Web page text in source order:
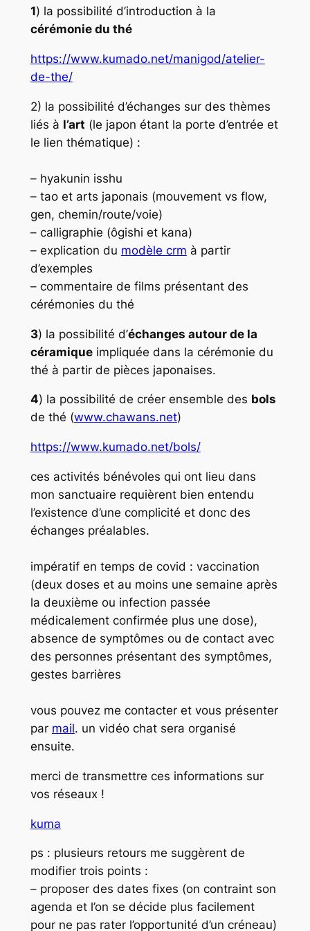
1) la possibilité d’introduction à la
cérémonie du thé
https://www.kumado.net/manigod/atelier-
de-the/
2) la possibilité d’échanges sur des thèmes
liés à l’art (le japon étant la porte d’entrée et
le lien thématique) :
– hyakunin isshu
– tao et arts japonais (mouvement vs flow,
gen, chemin/route/voie)
– calligraphie (ôgishi et kana)
– explication du modèle crm à partir
d’exemples
– commentaire de films présentant des
cérémonies du thé
3) la possibilité d’échanges autour de la
céramiqueimpliquée dans la cérémonie du
thé à partir de pièces japonaises.
4) la possibilité de créer ensemble des bols
de thé (www.chawans.net)
https://www.kumado.net/bols/
ces activités bénévoles qui ont lieu dans
mon sanctuaire requièrent bien entendu
l’existence d’une complicité et donc des
échanges préalables.
impératif en temps de covid : vaccination
(deux doses et au moins une semaine après
la deuxième ou infection passée
médicalement confirmée plus une dose),
absence de symptômes ou de contact avec
des personnes présentant des symptômes,
gestes barrières
vous pouvez me contacter et vous présenter
par mail. un vidéo chat sera organisé
ensuite.
merci de transmettre ces informations sur
vos réseaux !
kuma
ps : plusieurs retours me suggèrent de
modifier trois points :
– proposer des dates fixes (on contraint son
agenda et l’on se décide plus facilement
pour ne pas rater l’opportunité d’un créneau)